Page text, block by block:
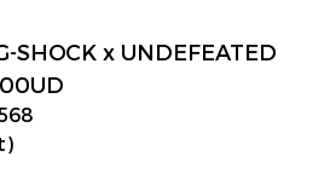
SHOCK x UNDEFEATED